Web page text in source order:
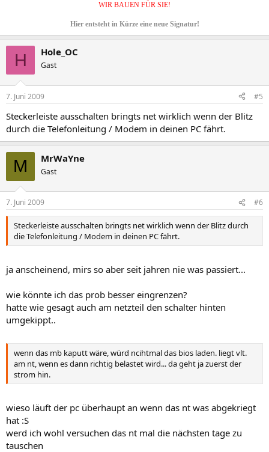
WIR BAUEN FÜR SIE!
Hier entsteht in Kürze eine neue Signatur!
H Hole_OC
Gast
7. Juni 2009 #5
Steckerleiste ausschalten bringts net wirklich wenn der Blitz
durch die Telefonleitung / Modem in deinen PC fährt.
M MrWaYne
Gast
7. Juni 2009 #6
Steckerleiste ausschalten bringts net wirklich wenn der Blitz durch
die Telefonleitung / Modem in deinen PC fährt.
ja anscheinend, mirs so aber seit jahren nie was passiert...
wie könnte ich das prob besser eingrenzen?
hatte wie gesagt auch am netzteil den schalter hinten
umgekippt..
wenn das mb kaputt wäre, würd ncihtmal das bios laden. liegt vlt.
am nt, wenn es dann richtig belastet wird... da geht ja zuerst der
strom hin.
wieso läuft der pc überhaupt an wenn das nt was abgekriegt
hat :S
werd ich wohl versuchen das nt mal die nächsten tage zu
tauschen